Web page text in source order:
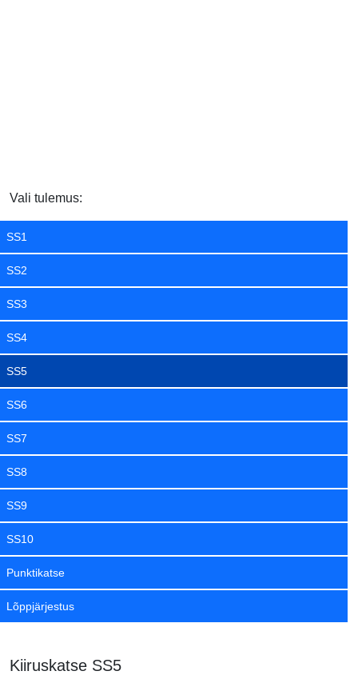
Vali tulemus:
SS1
SS2
SS3
SS4
SS5
SS6
SS7
SS8
SS9
SS10
Punktikatse
Lõppjärjestus
Kiiruskatse SS5